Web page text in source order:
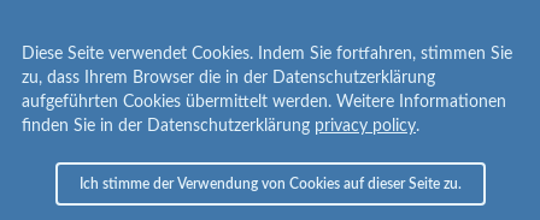
Diese Seite verwendet Cookies. Indem Sie fortfahren, stimmen Sie
zu, dass Ihrem Browser die in der Datenschutzerklärung
aufgeführten Cookies übermittelt werden. Weitere Informationen
finden Sie in der Datenschutzerklärung privacy policy.
Ich stimme der Verwendung von Cookies auf dieser Seite zu.